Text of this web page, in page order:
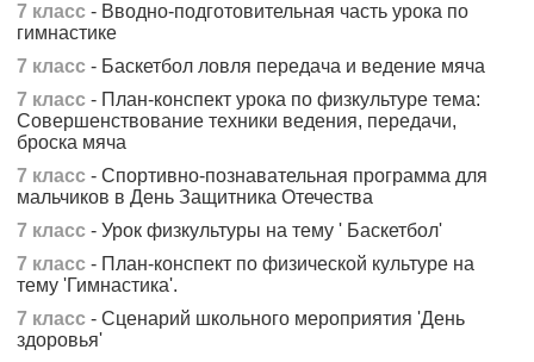
7 класс - Вводно-подготовительная часть урока по
гимнастике
7 класс - Баскетбол ловля передача и ведение мяча
7 класс - План-конспект урока по физкультуре тема:
Совершенствование техники ведения, передачи,
броска мяча
7 класс - Спортивно-познавательная программа для
мальчиков в День Защитника Отечества
7 класс - Урок физкультуры на тему ' Баскетбол'
7 класс - План-конспект по физической культуре на
тему 'Гимнастика'.
7 класс - Сценарий школьного мероприятия 'День
здоровья'